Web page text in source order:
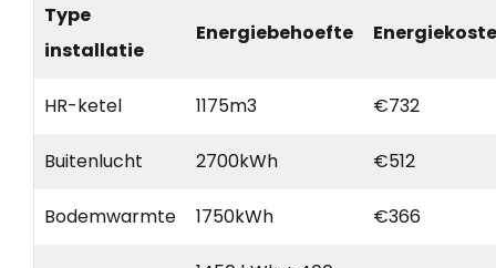
Type
installatie
Energiebehoefte
HR-ketel 1175m3 €732
Buitenlucht 2700kWh €512
Bodemwarmte 1750kWh €366